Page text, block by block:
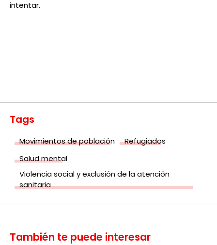
intentar.
Tags
Movimientos de población
Refugiados
Salud mental
Violencia social y exclusión de la atención
sanitaria
También te puede interesar